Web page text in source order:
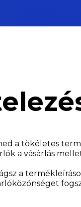
a tökéletes
a vásárlás
a